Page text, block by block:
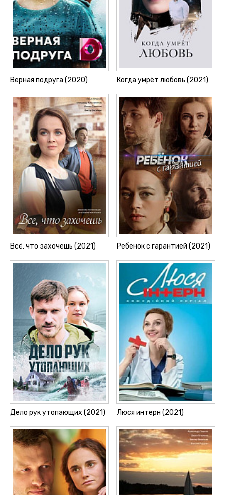
Верная подруга (2020) Когда умрёт любовь (2021)
Всё, что захочешь (2021) Ребенок с гарантией (2021)
Дело рук утопающих (2021) Люся интерн (2021)